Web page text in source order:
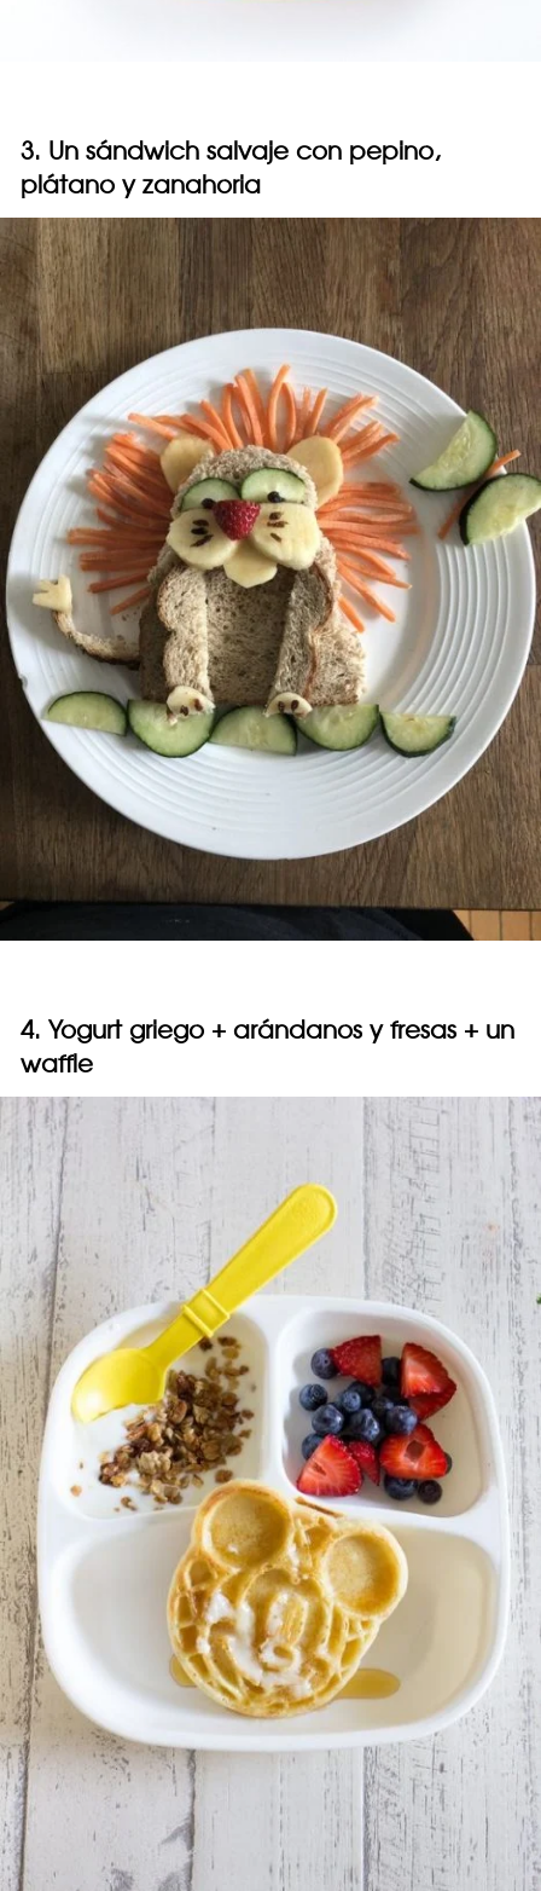
3. Un sándwich salvaje con pepino,
plátano y zanahoria
4. Yogurt griego + arándanos y fresas + un
waffle